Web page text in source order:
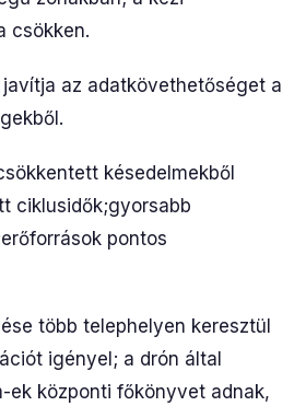
csökken.
javítja az adatkövethetőséget a
késedelmekből
ciklusidők;gyorsabb
pontos
több telephelyen keresztül
igényel; a drón által
ek központi főkönyvet adnak,